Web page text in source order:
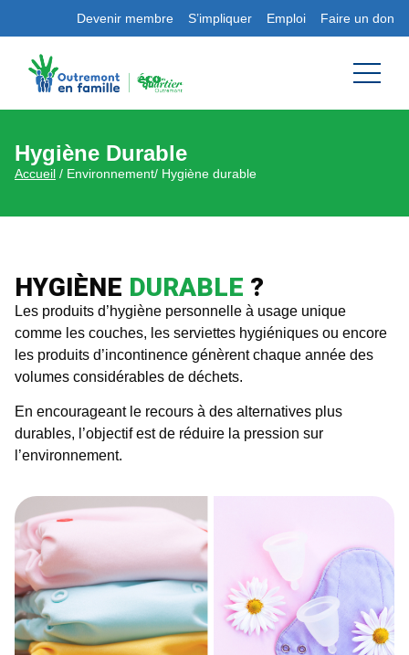
Devenir membre S’impliquer Emploi Faire un don
Hygiène Durable
Accueil / Environnement/ Hygiène durable
HYGIÈNE DURABLE ?
Les produits d’hygiène personnelle à usage unique
comme les couches, les serviettes hygiéniques ou encore
les produits d’incontinence génèrent chaque année des
volumes considérables de déchets.
En encourageant le recours à des alternatives plus
durables, l’objectif est de réduire la pression sur
l’environnement.